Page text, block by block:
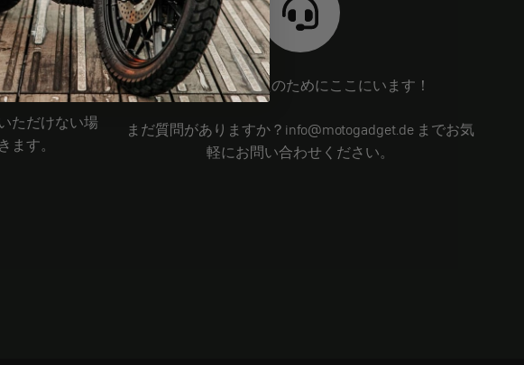
ただけない場
す。
私たちはあなたのためにここにいます！
まだ質問がありますか？info@motogadget.de までお気
軽にお問い合わせください。